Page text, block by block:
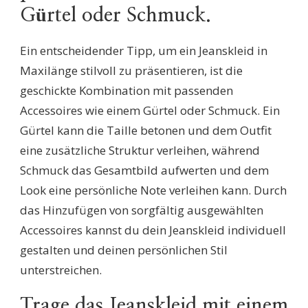
Gürtel oder Schmuck.
Ein entscheidender Tipp, um ein Jeanskleid in
Maxilänge stilvoll zu präsentieren, ist die
geschickte Kombination mit passenden
Accessoires wie einem Gürtel oder Schmuck. Ein
Gürtel kann die Taille betonen und dem Outfit
eine zusätzliche Struktur verleihen, während
Schmuck das Gesamtbild aufwerten und dem
Look eine persönliche Note verleihen kann. Durch
das Hinzufügen von sorgfältig ausgewählten
Accessoires kannst du dein Jeanskleid individuell
gestalten und deinen persönlichen Stil
unterstreichen.